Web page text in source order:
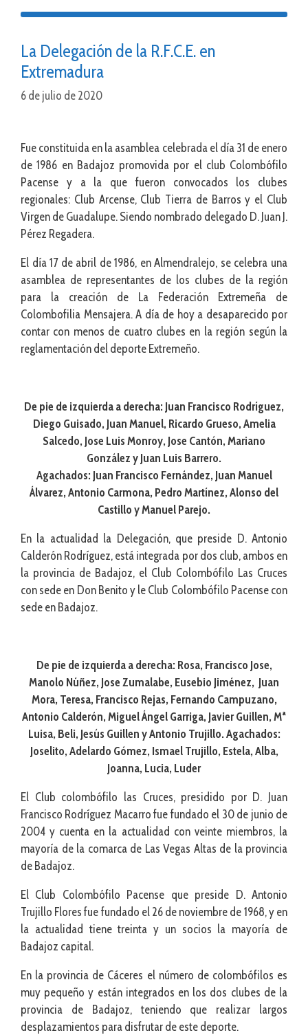
La Delegación de la R.F.C.E. en
Extremadura
6 de julio de 2020
Fue constituida en la asamblea celebrada el día 31 de enero
de 1986 en Badajoz promovida por el club Colombófilo
Pacense y a la que fueron convocados los clubes
regionales: Club Arcense, Club Tierra de Barros y el Club
Virgen de Guadalupe. Siendo nombrado delegado D. Juan J.
Pérez Regadera.
El día 17 de abril de 1986, en Almendralejo, se celebra una
asamblea de representantes de los clubes de la región
para la creación de La Federación Extremeña de
Colombofilia Mensajera. A día de hoy a desaparecido por
contar con menos de cuatro clubes en la región según la
reglamentación del deporte Extremeño.
De pie de izquierda a derecha: Juan Francisco Rodríguez,
Diego Guisado, Juan Manuel, Ricardo Grueso, Amelia
Salcedo, Jose Luis Monroy, Jose Cantón, Mariano
González y Juan Luis Barrero.
Agachados: Juan Francisco Fernández, Juan Manuel
Álvarez, Antonio Carmona, Pedro Martínez, Alonso del
Castillo y Manuel Parejo.
En la actualidad la Delegación, que preside D. Antonio
Calderón Rodríguez, está integrada por dos club, ambos en
la provincia de Badajoz, el Club Colombófilo Las Cruces
con sede en Don Benito y le Club Colombófilo Pacense con
sede en Badajoz.
De pie de izquierda a derecha: Rosa, Francisco Jose,
Manolo Núñez, Jose Zumalabe, Eusebio Jiménez, Juan
Mora, Teresa, Francisco Rejas, Fernando Campuzano,
Antonio Calderón, Miguel Ángel Garriga, Javier Guillen, Mª
Luisa, Beli, Jesús Guillen y Antonio Trujillo. Agachados:
Joselito, Adelardo Gómez, Ismael Trujillo, Estela, Alba,
Joanna, Lucia, Luder
El Club colombófilo las Cruces, presidido por D. Juan
Francisco Rodríguez Macarro fue fundado el 30 de junio de
2004 y cuenta en la actualidad con veinte miembros, la
mayoría de la comarca de Las Vegas Altas de la provincia
de Badajoz.
El Club Colombófilo Pacense que preside D. Antonio
Trujillo Flores fue fundado el 26 de noviembre de 1968, y en
la actualidad tiene treinta y un socios la mayoría de
Badajoz capital.
En la provincia de Cáceres el número de colombófilos es
muy pequeño y están integrados en los dos clubes de la
provincia de Badajoz, teniendo que realizar largos
desplazamientos para disfrutar de este deporte.